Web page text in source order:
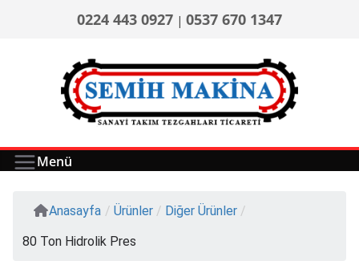
0224 443 0927 | 0537 670 1347
Menü
Anasayfa / Ürünler / Diğer Ürünler /
80 Ton Hidrolik Pres